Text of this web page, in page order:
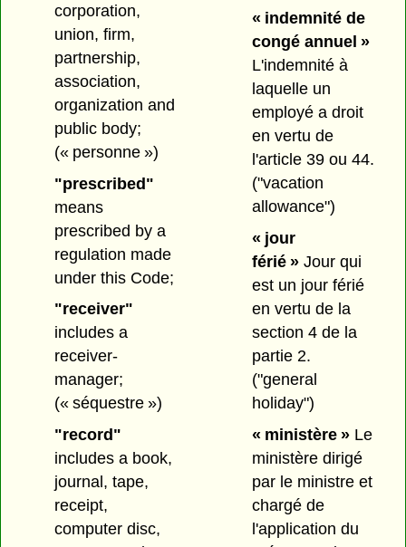
corporation,
union, firm,
partnership,
association,
organization and
public body;
(« personne »)
"prescribed"
means
prescribed by a
regulation made
under this Code;
"receiver"
includes a
receiver-
manager;
(« séquestre »)
"record"
includes a book,
journal, tape,
receipt,
computer disc,
« indemnité de
congé annuel »
L'indemnité à
laquelle un
employé a droit
en vertu de
l'article 39 ou 44.
("vacation
allowance")
« jour
férié »Jour qui
est un jour férié
en vertu de la
section 4 de la
partie 2.
("general
holiday")
« ministère » Le
ministère dirigé
par le ministre et
chargé de
l'application du